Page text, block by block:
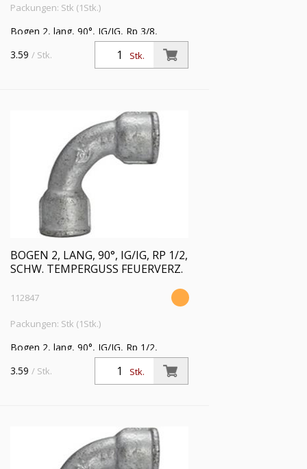
Packungen: Stk (1Stk.)
Bogen 2, lang, 90°, IG/IG, Rp 3/8,
Betriebstemperatur -20 °C bis 300 °C,
schwarzer Temperguss, feuerverzinkt,
Stk.
3.59 / Stk.
BOGEN 2, LANG, 90°, IG/IG, RP 1/2,
SCHW. TEMPERGUSS FEUERVERZ.
112847
Packungen: Stk (1Stk.)
Bogen 2, lang, 90°, IG/IG, Rp 1/2,
Betriebstemperatur -20 °C bis 300 °C,
schwarzer Temperguss, feuerverzinkt,
Stk.
3.59 / Stk.